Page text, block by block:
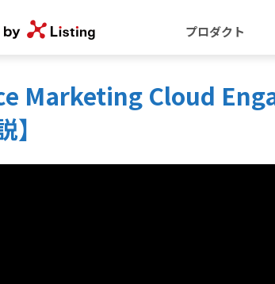
プロダクト
Marketing Cloud
】